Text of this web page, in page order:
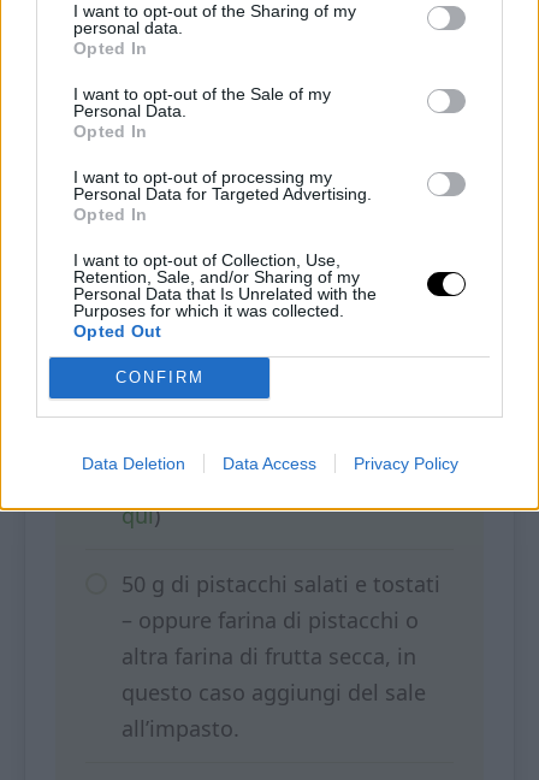
I want to opt-out of the Sharing of my
personal data.
Opted In
I want to opt-out of the Sale of my
Personal Data.
Opted In
I want to opt-out of processing my
Personal Data for Targeted Advertising.
Opted In
I want to opt-out of Collection, Use,
Retention, Sale, and/or Sharing of my
Personal Data that Is Unrelated with the
Purposes for which it was collected.
Opted Out
CONFIRM
Data Deletion Data Access Privacy Policy
18 20 minutes
Tempo di cottura
Ognuno degli ingredienti utilizzati per questa
stessa. Qualsiasi sostituzione (o omissione) che
non è espressamente indicata ne pregiudicherà il
La quantità dipenderà dalla dimensione che darai ai
crackers.
INGREDIENTI
50 g di farina di mandorle (clicca
qui)
50 g di pistacchi salati e tostati
– oppure farina di pistacchi o
altra farina di frutta secca, in
questo caso aggiungi del sale
all’impasto.